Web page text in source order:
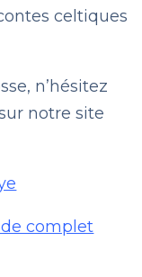
celtiques
n’hésitez
notre site
complet